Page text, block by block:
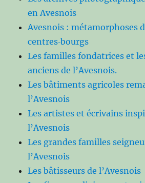
en Avesnois
Avesnois : métamorphoses
centres‑bourgs
Les familles fondatrices et
anciens de l’Avesnois.
Les bâtiments agricoles
l’Avesnois
Les artistes et écrivains
l’Avesnois
Les grandes familles
l’Avesnois
Les bâtisseurs de l’Avesnois